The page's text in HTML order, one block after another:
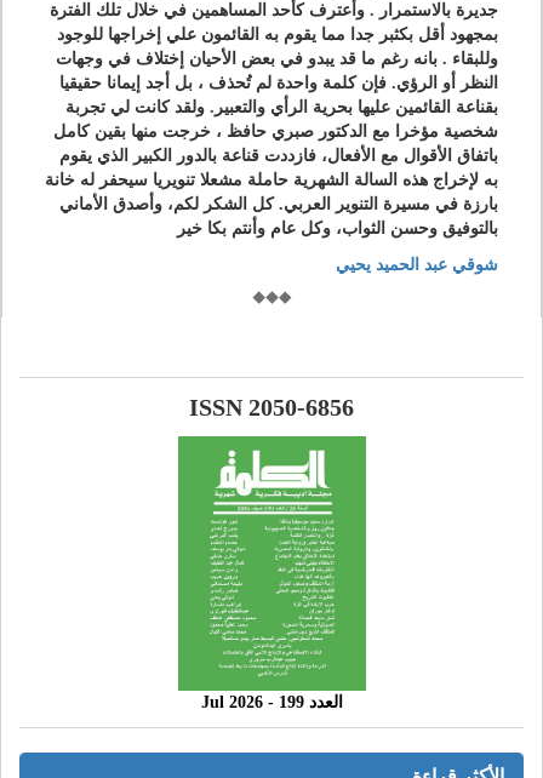
جديرة بالاستمرار . وأعترف كأحد المساهمين في خلال تلك الفترة
بمجهود أقل بكثبر جدا مما يقوم به القائمون علي إخراجها للوجود
وللبقاء . بانه رغم ما قد يبدو في بعض الأحيان إختلاف في وجهات
النظر أو الرؤي. فإن كلمة واحدة لم تُحذف ، بل أجد إيمانا حقيقيا
بقناعة القائمين عليها بحرية الرأي والتعبير. ولقد كانت لي تجربة
شخصية مؤخرا مع الدكتور صبري حافظ ، خرجت منها بقين كامل
باتفاق الأقوال مع الأفعال، فازددت قناعة بالدور الكبير الذي يقوم
به لإخراج هذه السالة الشهرية حاملة مشعلا تنويريا سيحفر له خانة
بارزة في مسيرة التنوير العربي. كل الشكر لكم، وأصدق الأماني
بالتوفيق وحسن الثواب، وكل عام وأنتم بكا خير
شوقي عبد الحميد يحيي
ISSN 2050-6856
العدد 199 - 2026 Jul